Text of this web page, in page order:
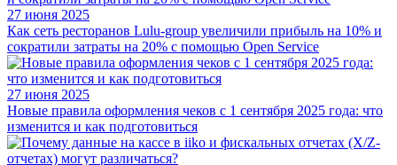
27 июня 2025
Как сеть ресторанов Lulu-group увеличили прибыль на 10% и
сократили затраты на 20% с помощью Open Service
27 июня 2025
Новые правила оформления чеков с 1 сентября 2025 года: что
изменится и как подготовиться